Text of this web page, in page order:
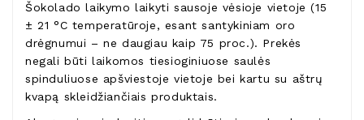
Šokolado laikymo laikyti sausoje vėsioje vietoje (15
± 21 °C temperatūroje, esant santykiniam oro
drėgnumui – ne daugiau kaip 75 proc.). Prekės
negali būti laikomos tiesioginiuose saulės
spinduliuose apšviestoje vietoje bei kartu su aštrų
kvapą skleidžiančiais produktais.